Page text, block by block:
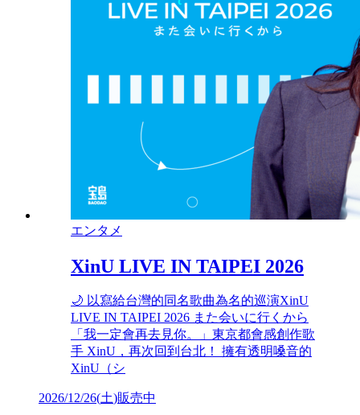
エンタメ
XinU LIVE IN TAIPEI 2026
🌙 以寫給台灣的同名歌曲為名的巡演XinU
LIVE IN TAIPEI 2026 また会いに行くから
「我一定會再去見你。」東京都會感創作歌
手 XinU，再次回到台北！ 擁有透明嗓音的
XinU（シ
2026/12/26(土)販売中